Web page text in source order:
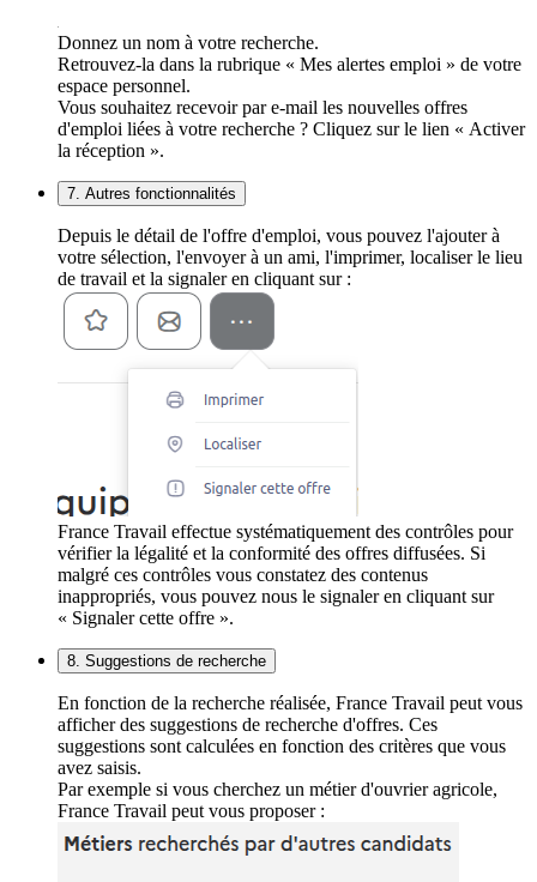
Donnez un nom à votre recherche.
Retrouvez-la dans la rubrique « Mes alertes emploi » de votre
espace personnel.
Vous souhaitez recevoir par e-mail les nouvelles offres
d'emploi liées à votre recherche ? Cliquez sur le lien « Activer
la réception ».
7. Autres fonctionnalités
Depuis le détail de l'offre d'emploi, vous pouvez l'ajouter à
votre sélection, l'envoyer à un ami, l'imprimer, localiser le lieu
de travail et la signaler en cliquant sur :
France Travail effectue systématiquement des contrôles pour
vérifier la légalité et la conformité des offres diffusées. Si
malgré ces contrôles vous constatez des contenus
inappropriés, vous pouvez nous le signaler en cliquant sur
« Signaler cette offre ».
8. Suggestions de recherche
En fonction de la recherche réalisée, France Travail peut vous
afficher des suggestions de recherche d'offres. Ces
suggestions sont calculées en fonction des critères que vous
avez saisis.
Par exemple si vous cherchez un métier d'ouvrier agricole,
France Travail peut vous proposer :